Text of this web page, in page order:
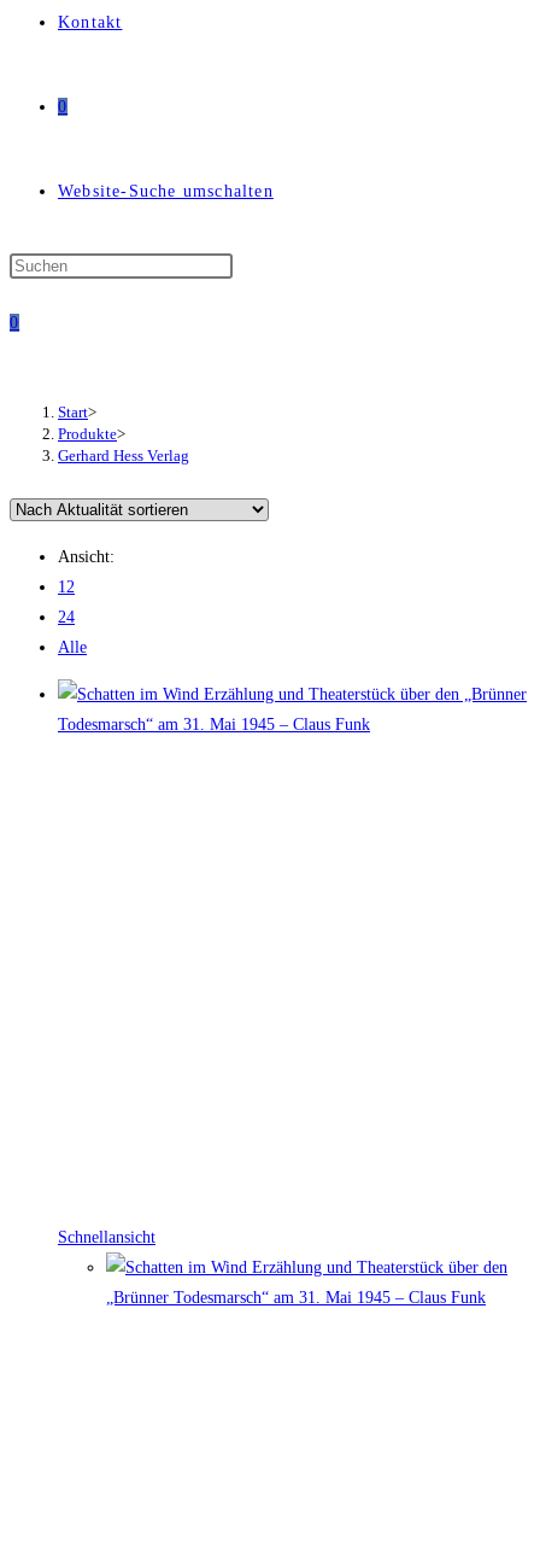
Kontakt
0
Website-Suche umschalten
0
Start>
Produkte>
Gerhard Hess Verlag
Ansicht:
12
24
Alle
Schnellansicht